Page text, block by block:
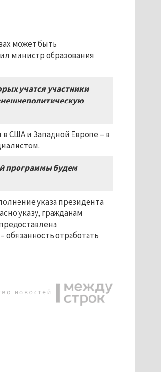
может быть
министр образования
учатся участники
США и Западной Европе – в
программы будем
указа президента
указу, гражданам
обязанность отработать